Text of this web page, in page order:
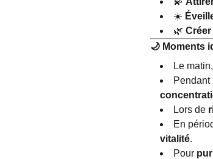
☀
🌿
🌙 Moments
Le
Pendant
Lors de
En
vitalité.
Pour